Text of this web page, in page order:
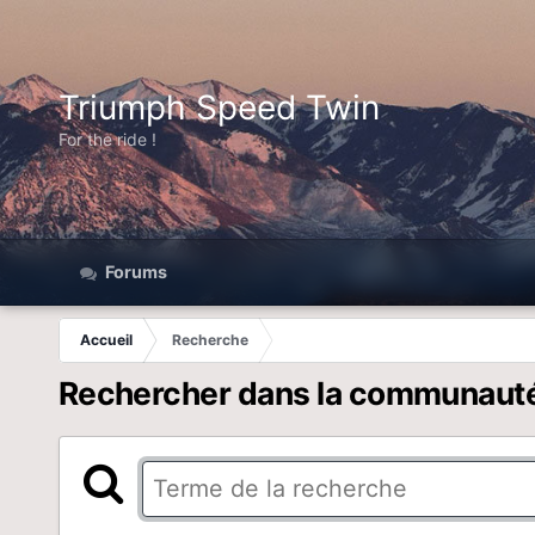
Triumph Speed Twin
For the ride !
Forums
Accueil Recherche
Rechercher dans la